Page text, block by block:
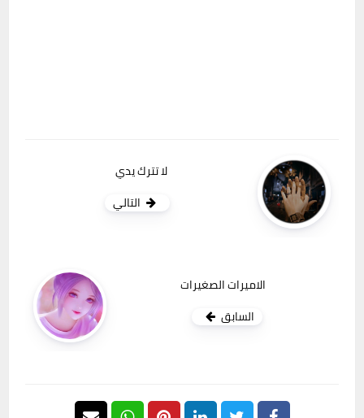
لا تترك يدي
التالي
الاميرات الصغيرات
السابق